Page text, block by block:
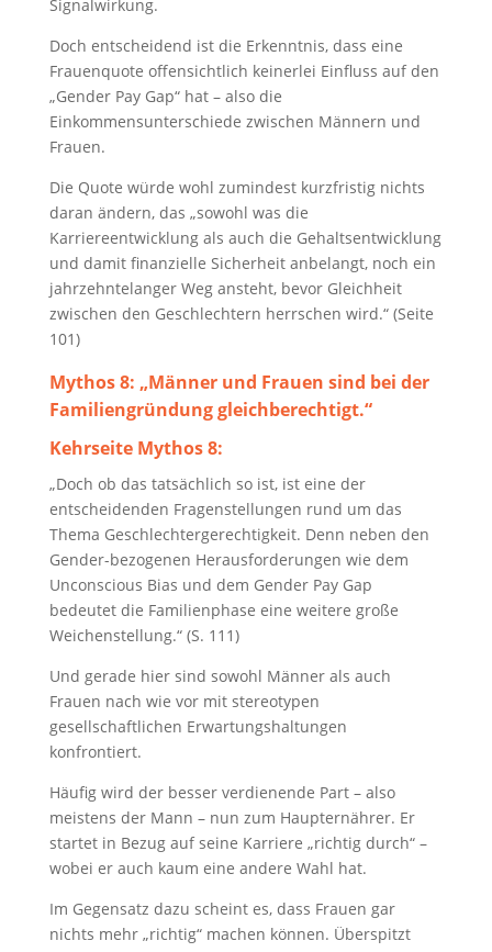
Signalwirkung.
Doch entscheidend ist die Erkenntnis, dass eine
Frauenquote offensichtlich keinerlei Einfluss auf den
„Gender Pay Gap“ hat – also die
Einkommensunterschiede zwischen Männern und
Frauen.
Die Quote würde wohl zumindest kurzfristig nichts
daran ändern, das „sowohl was die
Karriereentwicklung als auch die Gehaltsentwicklung
und damit finanzielle Sicherheit anbelangt, noch ein
jahrzehntelanger Weg ansteht, bevor Gleichheit
zwischen den Geschlechtern herrschen wird.“ (Seite
101)
Mythos 8: „Männer und Frauen sind bei der
Familiengründung gleichberechtigt.“
Kehrseite Mythos 8:
„Doch ob das tatsächlich so ist, ist eine der
entscheidenden Fragenstellungen rund um das
Thema Geschlechtergerechtigkeit. Denn neben den
Gender-bezogenen Herausforderungen wie dem
Unconscious Bias und dem Gender Pay Gap
bedeutet die Familienphase eine weitere große
Weichenstellung.“ (S. 111)
Und gerade hier sind sowohl Männer als auch
Frauen nach wie vor mit stereotypen
gesellschaftlichen Erwartungshaltungen
konfrontiert.
Häufig wird der besser verdienende Part – also
meistens der Mann – nun zum Haupternährer. Er
startet in Bezug auf seine Karriere „richtig durch“ –
wobei er auch kaum eine andere Wahl hat.
Im Gegensatz dazu scheint es, dass Frauen gar
nichts mehr „richtig“ machen können. Überspitzt